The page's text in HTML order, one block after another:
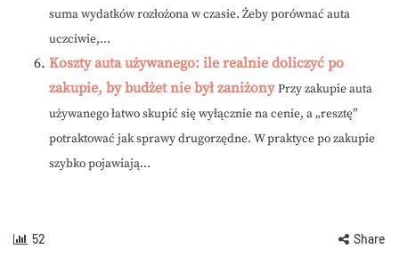
suma wydatków rozłożona w czasie. Żeby porównać auta
uczciwie,...
Koszty auta używanego: ile realnie doliczyć po
zakupie, by budżet nie był zaniżony Przy zakupie auta
używanego łatwo skupić się wyłącznie na cenie, a „resztę”
potraktować jak sprawy drugorzędne. W praktyce po zakupie
szybko pojawiają...
52 Share